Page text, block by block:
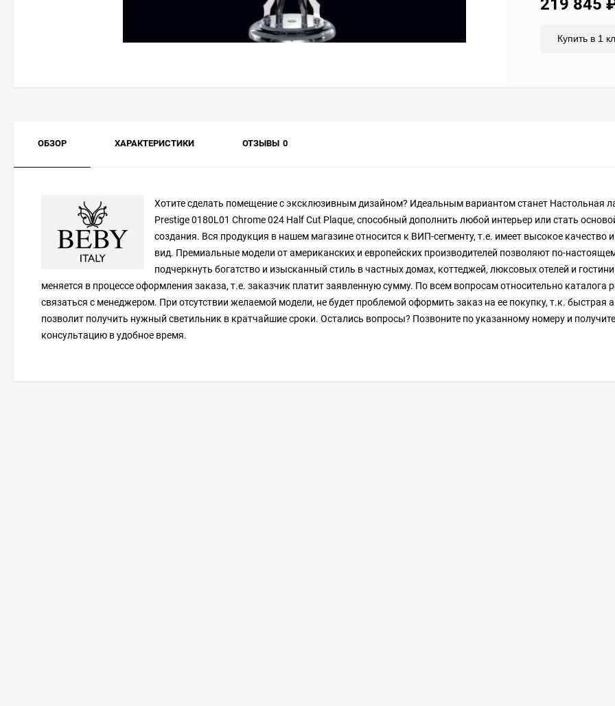
219 845
Купить в 1
ОБЗОР ХАРАКТЕРИСТИКИ ОТЗЫВЫ 0
Хотите сделать помещение с эксклюзивным дизайном? Идеальным вариантом станет Настольная
Prestige 0180L01 Chrome 024 Half Cut Plaque, способный дополнить любой интерьер или стать
создания. Вся продукция в нашем магазине относится к ВИП-сегменту, т.е. имеет высокое качество
вид. Премиальные модели от американских и европейских производителей позволяют по-
подчеркнуть богатство и изысканный стиль в частных домах, коттеджей, люксовых отелей и
меняется в процессе оформления заказа, т.е. заказчик платит заявленную сумму. По всем вопросам относительно каталога
связаться с менеджером. При отсутствии желаемой модели, не будет проблемой оформить заказ на ее покупку, т.к. быстрая
позволит получить нужный светильник в кратчайшие сроки. Остались вопросы? Позвоните по указанному номеру и получите
консультацию в удобное время.